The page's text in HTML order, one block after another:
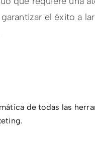
el éxito a
de todas las